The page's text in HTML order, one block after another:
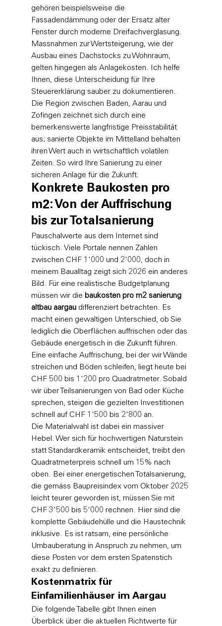
gehören beispielsweise die
Fassadendämmung oder der Ersatz alter
Fenster durch moderne Dreifachverglasung.
Massnahmen zur Wertsteigerung, wie der
Ausbau eines Dachstocks zu Wohnraum,
gelten hingegen als Anlagekosten. Ich helfe
Ihnen, diese Unterscheidung für Ihre
Steuererklärung sauber zu dokumentieren.
Die Region zwischen Baden, Aarau und
Zofingen zeichnet sich durch eine
bemerkenswerte langfristige Preisstabilität
aus; sanierte Objekte im Mittelland behalten
ihren Wert auch in wirtschaftlich volatilen
Zeiten. So wird Ihre Sanierung zu einer
sicheren Anlage für die Zukunft.
Konkrete Baukosten pro
m2: Von der Auffrischung
bis zur Totalsanierung
Pauschalwerte aus dem Internet sind
tückisch. Viele Portale nennen Zahlen
zwischen CHF 1'000 und 2'000, doch in
meinem Baualltag zeigt sich 2026 ein anderes
Bild. Für eine realistische Budgetplanung
müssen wir die baukosten pro m2 sanierung
altbau aargau differenziert betrachten. Es
macht einen gewaltigen Unterschied, ob Sie
lediglich die Oberflächen auffrischen oder das
Gebäude energetisch in die Zukunft führen.
Eine einfache Auffrischung, bei der wir Wände
streichen und Böden schleifen, liegt heute bei
CHF 500 bis 1'200 pro Quadratmeter. Sobald
wir über Teilsanierungen von Bad oder Küche
sprechen, steigen die gezielten Investitionen
schnell auf CHF 1'500 bis 2'800 an.
Die Materialwahl ist dabei ein massiver
Hebel. Wer sich für hochwertigen Naturstein
statt Standardkeramik entscheidet, treibt den
Quadratmeterpreis schnell um 15% nach
oben. Bei einer energetischen Totalsanierung,
die gemäss Baupreisindex vom Oktober 2025
leicht teurer geworden ist, müssen Sie mit
CHF 3'500 bis 5'000 rechnen. Hier sind die
komplette Gebäudehülle und die Haustechnik
inklusive. Es ist ratsam, eine persönliche
Umbauberatung in Anspruch zu nehmen, um
diese Posten vor dem ersten Spatenstich
exakt zu definieren.
Kostenmatrix für
Einfamilienhäuser im Aargau
Die folgende Tabelle gibt Ihnen einen
Überblick über die aktuellen Richtwerte für